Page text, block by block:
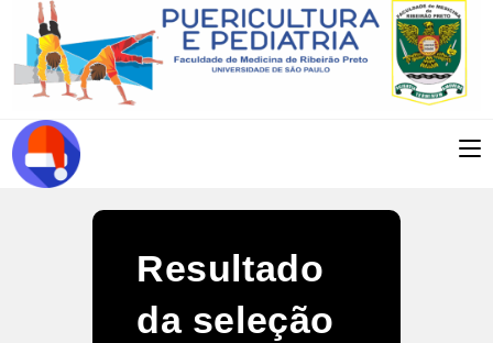
para
conteúdo
Resultado
da seleção